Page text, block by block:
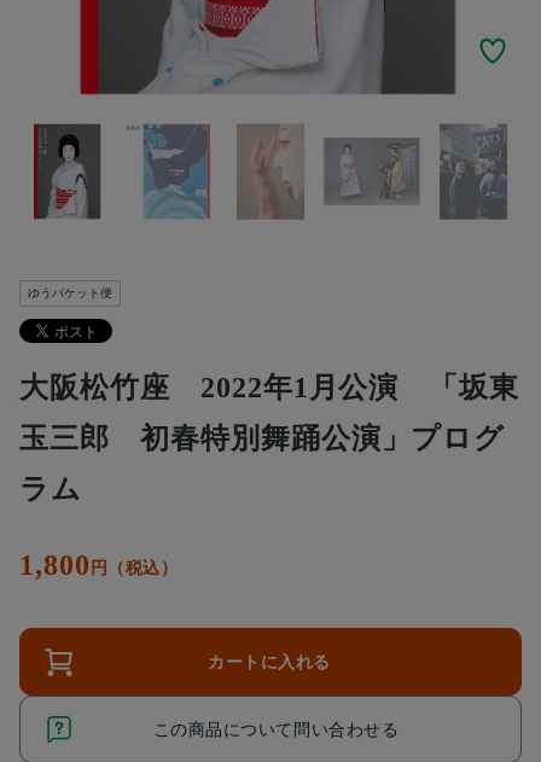
ゆうパケット便
大阪松竹座 2022年1月公演 「坂東
玉三郎 初春特別舞踊公演」プログ
ラム
1,800 円（税込）
カートに入れる
この商品について問い合わせる